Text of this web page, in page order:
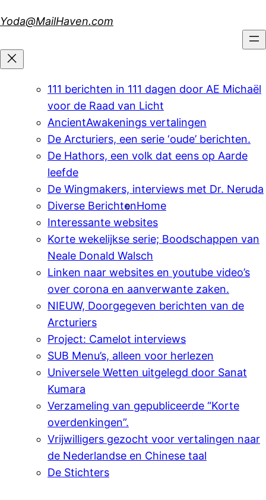
to
Yoda@MailHaven.com
111 berichten in 111 dagen door AE Michaël
voor de Raad van Licht
AncientAwakenings vertalingen
De Arcturiers, een serie ‘oude’ berichten.
De Hathors, een volk dat eens op Aarde
leefde
De Wingmakers, interviews met Dr. Neruda
Diverse BerichtenHome
Interessante websites
Korte wekelijkse serie; Boodschappen van
Neale Donald Walsch
Linken naar websites en youtube video’s
over corona en aanverwante zaken.
NIEUW, Doorgegeven berichten van de
Arcturiers
Project: Camelot interviews
SUB Menu’s, alleen voor herlezen
Universele Wetten uitgelegd door Sanat
Kumara
Verzameling van gepubliceerde “Korte
overdenkingen”.
Vrijwilligers gezocht voor vertalingen naar
de Nederlandse en Chinese taal
De Stichters